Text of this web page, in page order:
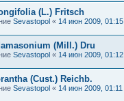
(L.) Fritsch
Sevastopol « 14 июн 2009, 01:15
(Mill.) Dru
Sevastopol « 14 июн 2009, 01:12
(Cust.) Reichb.
Sevastopol « 14 июн 2009, 01:11